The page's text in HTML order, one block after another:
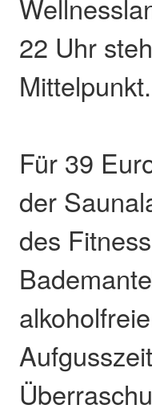
22 Uhr
Mittelpunkt.
Für 39
der
des